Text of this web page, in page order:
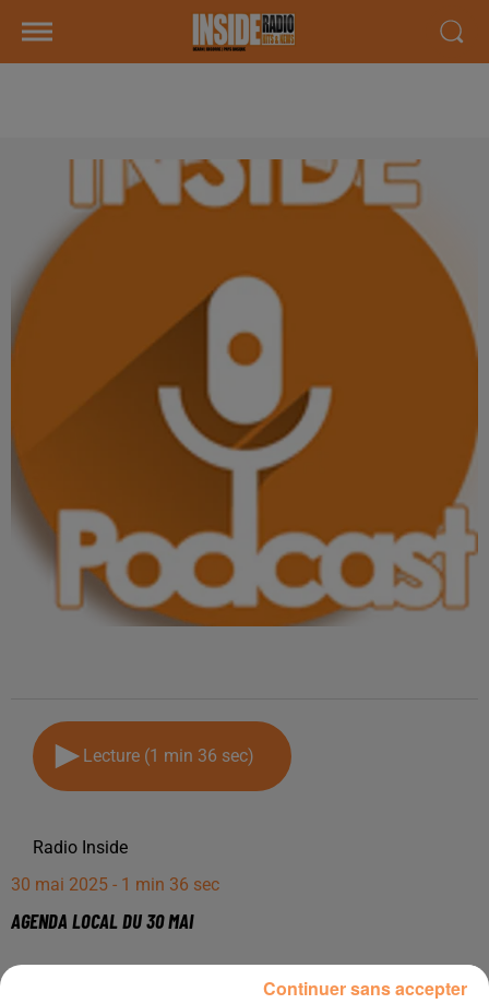
Lecture (1 min 36 sec)
Radio Inside
30 mai 2025 - 1 min 36 sec
AGENDA LOCAL DU 30 MAI
00:15 LESCAR / Super loto de l'été dimanche 1er juin 13h à
Continuer sans accepter